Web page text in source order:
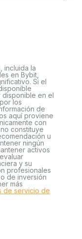
de unos $63
de aplicaciones
para ayudar a los
las problemáticas
con los
de las
las compras en
una
crédito. Como las
céntimos, pueden
dentro de la
incluida la
en Bybit,
Si el
disponible en el
los
de
aquí proviene
con
constituye
u
ningún
activos
y su
profesionales
de inversión
más
de servicio de